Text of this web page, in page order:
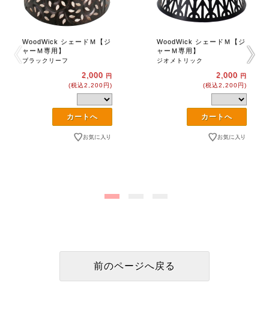
WoodWick シェードＭ【ジ
ャーＭ専用】
ブラックリーフ
2,000 円
(税込2,200円)
WoodWick シェードＭ【ジ
ャーＭ専用】
ジオメトリック
2,000 円
(税込2,200円)